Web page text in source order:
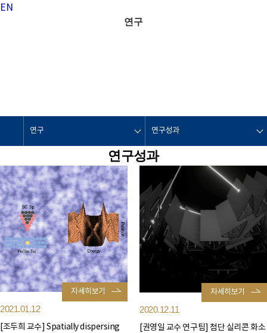
EN
연구
연구 연구성과
연구성과
자세히보기
2021.01.12
[조두희 교수] Spatially dispersing
자세히보기
2020.12.11
[권영일 교수 연구팀] 첨단 실리콘 화소